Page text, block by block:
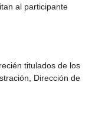
al participante
titulados de los
Dirección de